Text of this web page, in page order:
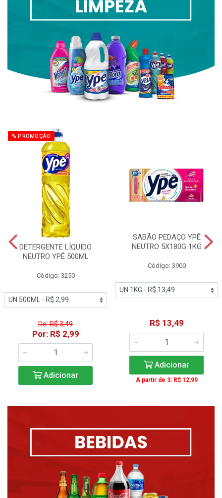
% PROMOÇÃO
DETERGENTE LÍQUIDO
NEUTRO YPÊ 500ML
Código: 3250
De: R$ 3,49
Por: R$ 2,99
Adicionar
SABÃO PEDAÇO YPÊ
NEUTRO 5X180G 1KG
Código: 3900
R$ 13,49
Adicionar
A partir de 3: R$ 12,99